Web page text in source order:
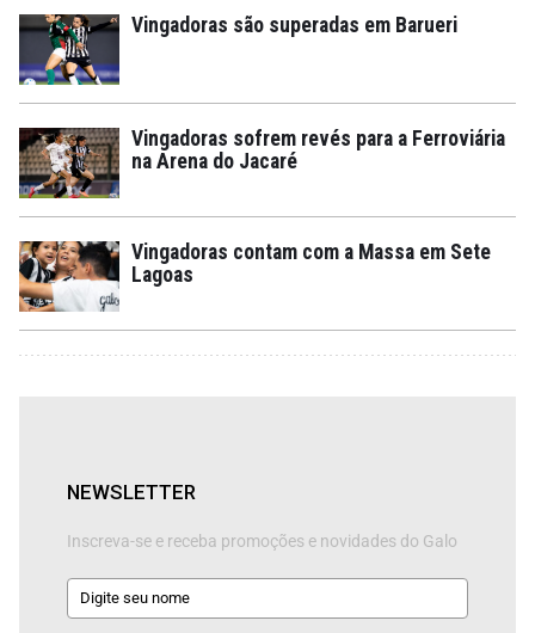
Vingadoras são superadas em Barueri
Vingadoras sofrem revés para a Ferroviária
na Arena do Jacaré
Vingadoras contam com a Massa em Sete
Lagoas
NEWSLETTER
Inscreva-se e receba promoções e novidades do Galo